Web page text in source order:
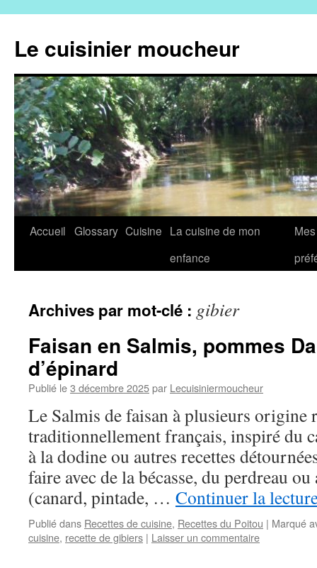
contenu
Le cuisinier moucheur
Accueil Glossary Cuisine La cuisine de mon
enfance
Archives par mot-clé : gibier
Faisan en Salmis, pommes
d’épinard
Publié le3 décembre 2025par Lecuisiniermoucheur
Le Salmis de faisan à plusieurs origine
traditionnellement français, inspiré du
à la dodine ou autres recettes
faire avec de la bécasse, du perdreau
(canard, pintade, … Continuer la
Publié dans Recettes de cuisine, Recettes du Poitou | Marqué
cuisine, recette de gibiers | Laisser un commentaire